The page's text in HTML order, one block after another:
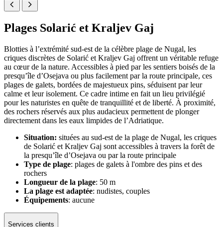
Plages Solarić et Kraljev Gaj
Blotties à l’extrémité sud-est de la célèbre plage de Nugal, les
criques discrètes de Solarić et Kraljev Gaj offrent un véritable refuge
au cœur de la nature. Accessibles à pied par les sentiers boisés de la
presqu’île d’Osejava ou plus facilement par la route principale, ces
plages de galets, bordées de majestueux pins, séduisent par leur
calme et leur isolement. Ce cadre intime en fait un lieu privilégié
pour les naturistes en quête de tranquillité et de liberté. À proximité,
des rochers réservés aux plus audacieux permettent de plonger
directement dans les eaux limpides de l’Adriatique.
Situation: situées au sud-est de la plage de Nugal, les criques
de Solarić et Kraljev Gaj sont accessibles à travers la forêt de
la presqu’île d’Osejava ou par la route principale
Type de plage: plages de galets à l'ombre des pins et des
rochers
Longueur de la plage: 50 m
La plage est adaptée: nudistes, couples
Équipements: aucune
Services clients